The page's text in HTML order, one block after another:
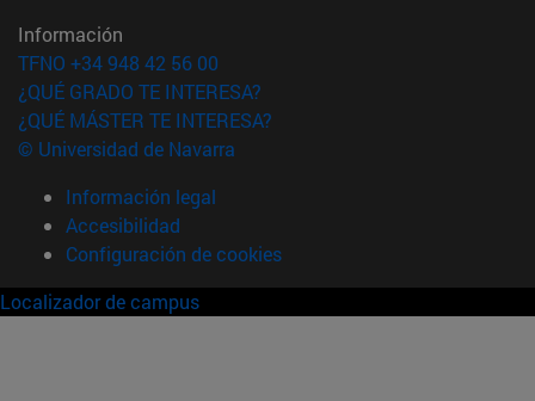
Información
TFNO +34 948 42 56 00
¿QUÉ GRADO TE INTERESA?
¿QUÉ MÁSTER TE INTERESA?
© Universidad de Navarra
Información legal
Accesibilidad
Configuración de cookies
Localizador de campus